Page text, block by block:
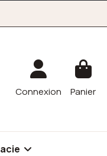
Connexion Panier